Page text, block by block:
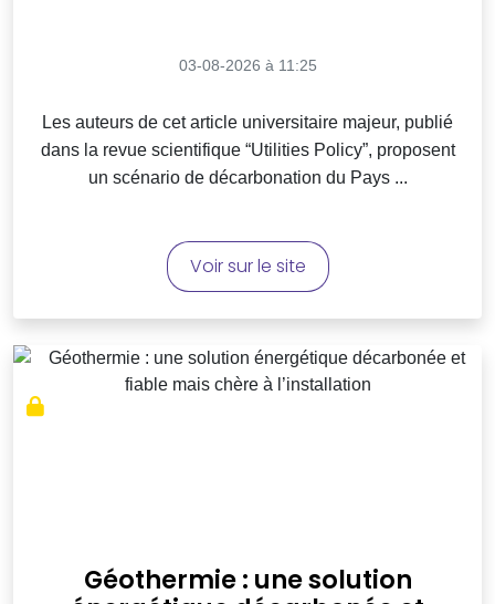
03-08-2026 à 11:25
Les auteurs de cet article universitaire majeur, publié
dans la revue scientifique “Utilities Policy”, proposent
un scénario de décarbonation du Pays ...
Voir sur le site
Géothermie : une solution